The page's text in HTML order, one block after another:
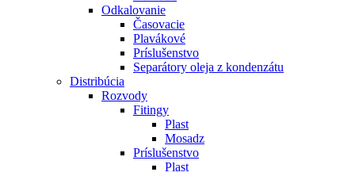
Odkalovanie
Časovacie
Plavákové
Príslušenstvo
Separátory oleja z kondenzátu
Distribúcia
Rozvody
Fitingy
Plast
Mosadz
Príslušenstvo
Plast